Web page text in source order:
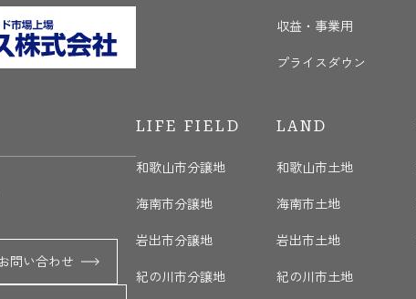
お問い合わせ
収益・事業用
プライスダウン
LIFE FIELD
和歌山市分譲地
海南市分譲地
岩出市分譲地
紀の川市分譲地
LAND
和歌山市土地
海南市土地
岩出市土地
紀の川市土地